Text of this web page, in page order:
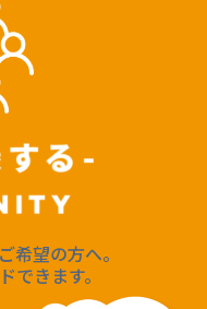
希望の方へ。
できます。